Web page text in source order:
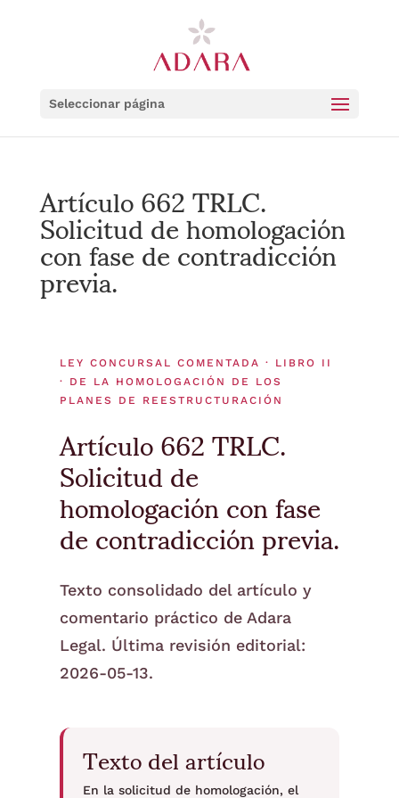
Seleccionar página
Artículo 662 TRLC.
Solicitud de homologación
con fase de contradicción
previa.
LEY CONCURSAL COMENTADA · LIBRO II
· DE LA HOMOLOGACIÓN DE LOS
PLANES DE REESTRUCTURACIÓN
Artículo 662 TRLC.
Solicitud de
homologación con fase
de contradicción previa.
Texto consolidado del artículo y
comentario práctico de Adara
Legal. Última revisión editorial:
2026-05-13.
Texto del artículo
En la solicitud de homologación, el